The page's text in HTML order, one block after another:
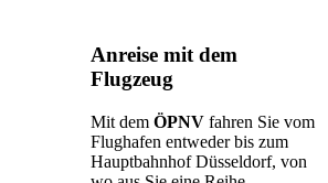
Anreise mit dem
Flugzeug
Mit dem ÖPNVfahren Sie vom
Flughafen entweder bis zum
Hauptbahnhof Düsseldorf, von